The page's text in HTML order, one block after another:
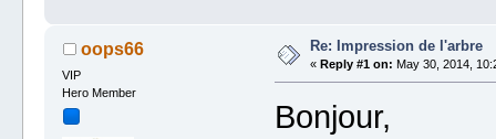
oops66
VIP
Hero Member
Re: Impression de l'arbre
« Reply #1 on: May 30, 2014,
Bonjour,